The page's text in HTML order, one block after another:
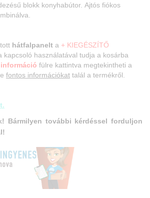
blokk konyhabútor. Ajtós fiókos
hátfalpanelt a + KIEGÉSZÍTŐ
kapcsoló használatával tudja a kosárba
fülre kattintva megtekintheti a
fontos információkat talál a termékről.
Bármilyen további kérdéssel forduljon